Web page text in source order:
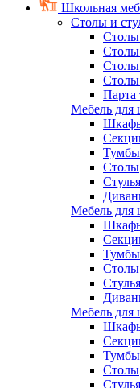
Школьная
Столы и
Столы
Столы
Столы
Столы
Парта
Мебель для
Тумбы
Столы
Мебель для
Тумбы
Столы
Мебель для
Тумбы
Столы